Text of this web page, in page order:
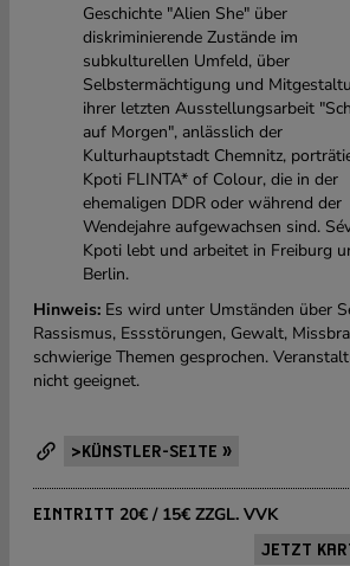
Geschichte "Alien She" über
diskriminierende Zustände im
subkulturellen Umfeld, über
Selbstermächtigung und
ihrer letzten Ausstellungsarbeit
auf Morgen", anlässlich der
Kulturhauptstadt Chemnitz,
Kpoti FLINTA* of Colour, die in der
ehemaligen DDR oder während der
Wendejahre aufgewachsen sind.
Kpoti lebt und arbeitet in Freiburg
Berlin.
Hinweis: Es wird unter Umständen über
Rassismus, Essstörungen, Gewalt,
schwierige Themen gesprochen.
nicht geeignet.
>KÜNSTLER-SEITE »
EINTRITT 20€ / 15€ ZZGL. VVK
JETZT